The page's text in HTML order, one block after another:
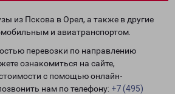
из Пскова в Орел, а также в другие
и авиатранспортом.
перевозки по направлению
ознакомиться на сайте,
с помощью онлайн-
нам по телефону: +7 (495)